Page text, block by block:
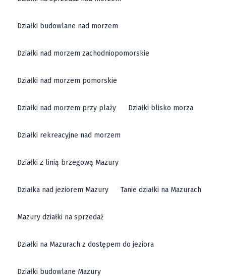
Działki budowlane nad morzem
Działki nad morzem zachodniopomorskie
Działki nad morzem pomorskie
Działki nad morzem przy plaży Działki blisko morza
Działki rekreacyjne nad morzem
Działki z linią brzegową Mazury
Działka nad jeziorem Mazury Tanie działki na Mazurach
Mazury działki na sprzedaż
Działki na Mazurach z dostępem do jeziora
Działki budowlane Mazury